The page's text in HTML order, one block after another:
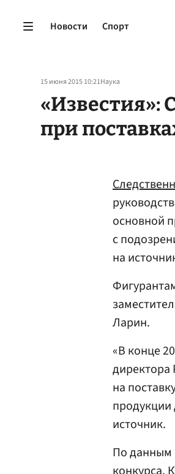
Новости Спорт
15 июня 2015 10:21Наука
«Известия»:
при
основной
с
на
Ларин.
«В конце
директора
на
продукции
источник.
По данным